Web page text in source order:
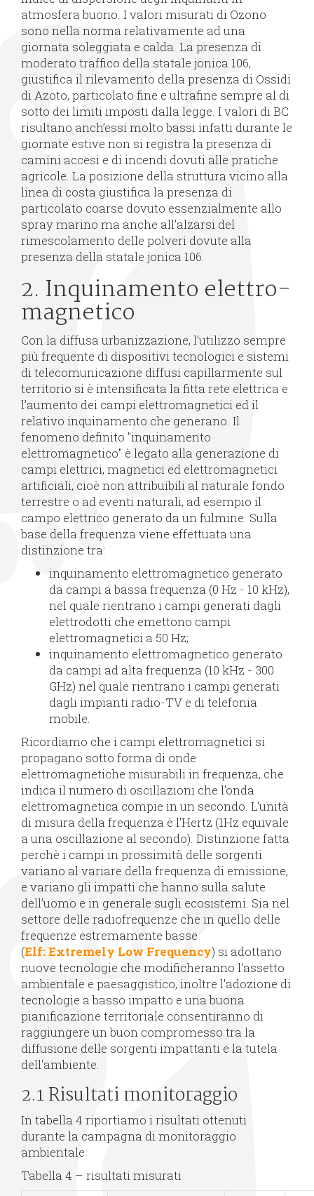
atmosfera buono. I valori misurati di Ozono
sono nella norma relativamente ad una
giornata soleggiata e calda. La presenza di
moderato traffico della statale jonica 106,
giustifica il rilevamento della presenza di Ossidi
di Azoto, particolato fine e ultrafine sempre al di
sotto dei limiti imposti dalla legge. I valori di BC
risultano anch’essi molto bassi infatti durante le
giornate estive non si registra la presenza di
camini accesi e di incendi dovuti alle pratiche
agricole. La posizione della struttura vicino alla
linea di costa giustifica la presenza di
particolato coarse dovuto essenzialmente allo
spray marino ma anche all’alzarsi del
rimescolamento delle polveri dovute alla
presenza della statale jonica 106.
2. Inquinamento elettro-
magnetico
Con la diffusa urbanizzazione, l’utilizzo sempre
più frequente di dispositivi tecnologici e sistemi
di telecomunicazione diffusi capillarmente sul
territorio si è intensificata la fitta rete elettrica e
l’aumento dei campi elettromagnetici ed il
relativo inquinamento che generano. Il
fenomeno definito "inquinamento
elettromagnetico" è legato alla generazione di
campi elettrici, magnetici ed elettromagnetici
artificiali, cioè non attribuibili al naturale fondo
terrestre o ad eventi naturali, ad esempio il
campo elettrico generato da un fulmine. Sulla
base della frequenza viene effettuata una
distinzione tra:
inquinamento elettromagnetico generato
da campi a bassa frequenza (0 Hz - 10 kHz),
nel quale rientrano i campi generati dagli
elettrodotti che emettono campi
elettromagnetici a 50 Hz;
inquinamento elettromagnetico generato
da campi ad alta frequenza (10 kHz - 300
GHz) nel quale rientrano i campi generati
dagli impianti radio-TV e di telefonia
mobile.
Ricordiamo che i campi elettromagnetici si
propagano sotto forma di onde
elettromagnetiche misurabili in frequenza, che
indica il numero di oscillazioni che l'onda
elettromagnetica compie in un secondo. L'unità
di misura della frequenza è l'Hertz (1Hz equivale
a una oscillazione al secondo). Distinzione fatta
perchè i campi in prossimità delle sorgenti
variano al variare della frequenza di emissione,
e variano gli impatti che hanno sulla salute
dell’uomo e in generale sugli ecosistemi. Sia nel
settore delle radiofrequenze che in quello delle
frequenze estremamente basse
(Elf: Extremely Low Frequency) si adottano
nuove tecnologie che modificheranno l'assetto
ambientale e paesaggistico, inoltre l'adozione di
tecnologie a basso impatto e una buona
pianificazione territoriale consentiranno di
raggiungere un buon compromesso tra la
diffusione delle sorgenti impattanti e la tutela
dell'ambiente.
2.1 Risultati monitoraggio
In tabella 4 riportiamo i risultati ottenuti
durante la campagna di monitoraggio
ambientale
Tabella 4 – risultati misurati